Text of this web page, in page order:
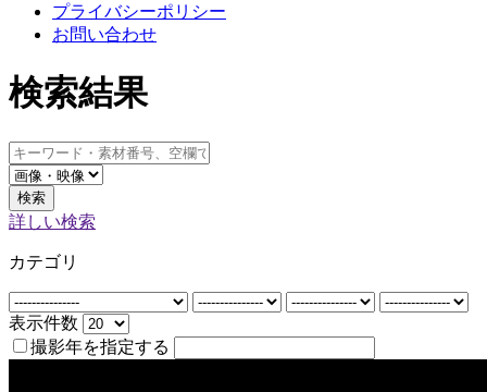
プライバシーポリシー
お問い合わせ
検索結果
検索
詳しい検索
カテゴリ
表示件数
撮影年を指定する